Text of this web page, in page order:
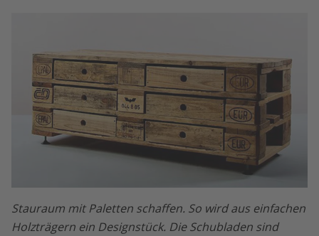
Stauraum mit Paletten schaffen. So wird aus einfachen
Holzträgern ein Designstück. Die Schubladen sind